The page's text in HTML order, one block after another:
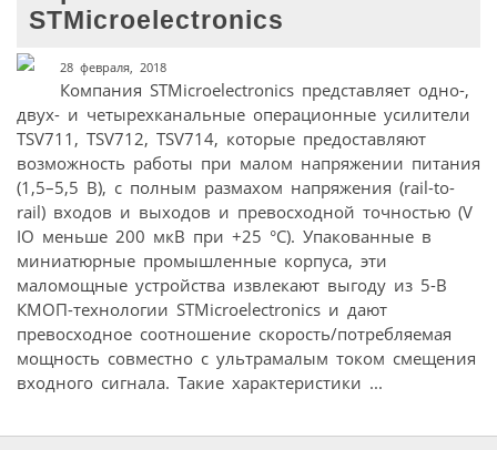
STMicroelectronics
28 февраля, 2018
Компания STMicroelectronics представляет одно-,
двух- и четырехканальные операционные усилители
TSV711, TSV712, TSV714, которые предоставляют
возможность работы при малом напряжении питания
(1,5–5,5 В), с полным размахом напряжения (rail-to-
rail) входов и выходов и превосходной точностью (V
IO меньше 200 мкВ при +25 °C). Упакованные в
миниатюрные промышленные корпуса, эти
маломощные устройства извлекают выгоду из 5-В
КМОП-технологии STMicroelectronics и дают
превосходное соотношение скорость/потребляемая
мощность совместно c ультрамалым током смещения
входного сигнала. Такие характеристики ...